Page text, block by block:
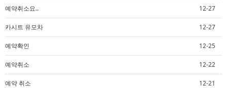
예약취소요.. 12-27
카시트 유모차 12-27
예약확인 12-25
예약취소 12-22
예약 취소 12-21